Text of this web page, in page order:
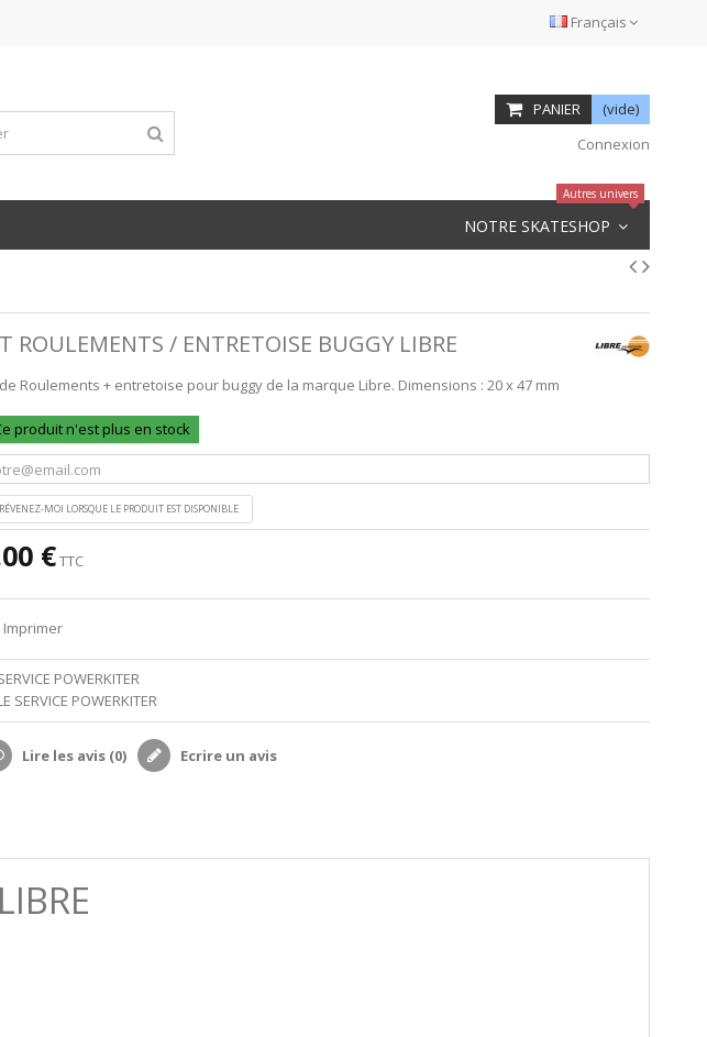
Français
PANIER
(vide)
Connexion
NOTRE SKATESHOP
Autres univers
ROULEMENTS / ENTRETOISE BUGGY LIBRE
Roulements + entretoise pour buggy de la marque Libre. Dimensions : 20 x 47 mm
produit n'est plus en stock
MOI LORSQUE LE PRODUIT EST DISPONIBLE
€TTC
Imprimer
POWERKITER
Lire les avis (0) Ecrire un avis